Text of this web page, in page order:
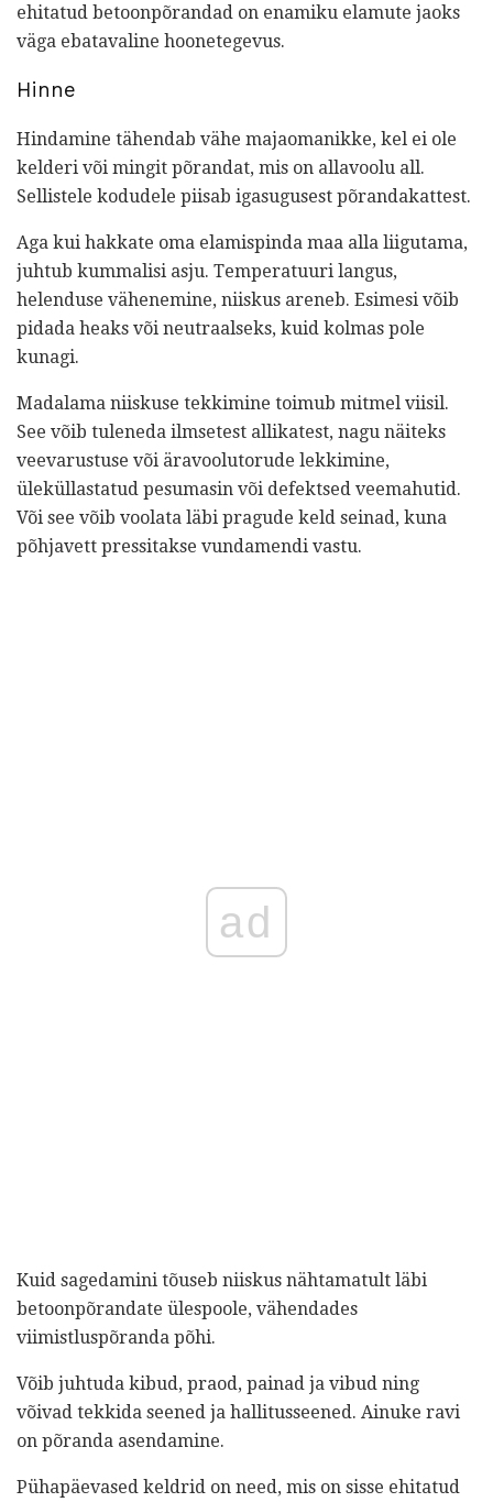
ehitatud betoonpõrandad on enamiku elamute jaoks
väga ebatavaline hoonetegevus.
Hinne
Hindamine tähendab vähe majaomanikke, kel ei ole
kelderi või mingit põrandat, mis on allavoolu all.
Sellistele kodudele piisab igasugusest põrandakattest.
Aga kui hakkate oma elamispinda maa alla liigutama,
juhtub kummalisi asju. Temperatuuri langus,
helenduse vähenemine, niiskus areneb. Esimesi võib
pidada heaks või neutraalseks, kuid kolmas pole
kunagi.
Madalama niiskuse tekkimine toimub mitmel viisil.
See võib tuleneda ilmsetest allikatest, nagu näiteks
veevarustuse või äravoolutorude lekkimine,
üleküllastatud pesumasin või defektsed veemahutid.
Või see võib voolata läbi pragude keld seinad, kuna
põhjavett pressitakse vundamendi vastu.
ad
Kuid sagedamini tõuseb niiskus nähtamatult läbi
betoonpõrandate ülespoole, vähendades
viimistluspõranda põhi.
Võib juhtuda kibud, praod, painad ja vibud ning
võivad tekkida seened ja hallitusseened. Ainuke ravi
on põranda asendamine.
Pühapäevased keldrid on need, mis on sisse ehitatud